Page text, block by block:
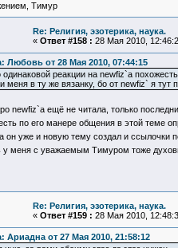
Тимур
Re: Религия, эзотерика, наука.
« Ответ #158 : 28 Мая 2010,
Любовь от 28 Мая 2010, 07:44:15
одинаковой реакции на newfiz`а
и меня в ту же вязанку, бо от newfiz` я
newfiz`а ещё не читала, только
по его манере общения в этой теме
он уже и новую тему создал и ссылочки
у меня с уважаемым Тимуром тоже
Re: Религия, эзотерика, наука.
« Ответ #159 : 28 Мая 2010,
Ариадна от 27 Мая 2010, 21:58:12